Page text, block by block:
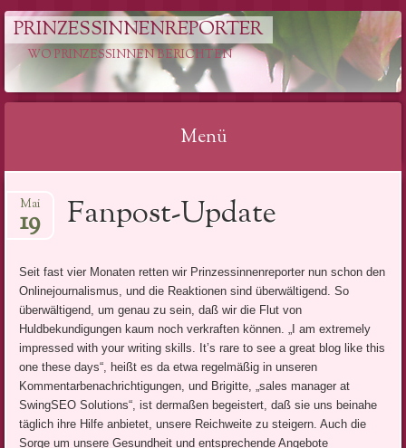
PRINZESSINNENREPORTER
WO PRINZESSINNEN BERICHTEN
Menü
zum
Inhalt
Fanpost-Update
Mai
19
Seit fast vier Monaten retten wir Prinzessinnenreporter nun schon den
Onlinejournalismus, und die Reaktionen sind überwältigend. So
überwältigend, um genau zu sein, daß wir die Flut von
Huldbekundigungen kaum noch verkraften können. „I am extremely
impressed with your writing skills. It’s rare to see a great blog like this
one these days“, heißt es da etwa regelmäßig in unseren
Kommentarbenachrichtigungen, und Brigitte, „sales manager at
SwingSEO Solutions“, ist dermaßen begeistert, daß sie uns beinahe
täglich ihre Hilfe anbietet, unsere Reichweite zu steigern. Auch die
Sorge um unsere Gesundheit und entsprechende Angebote